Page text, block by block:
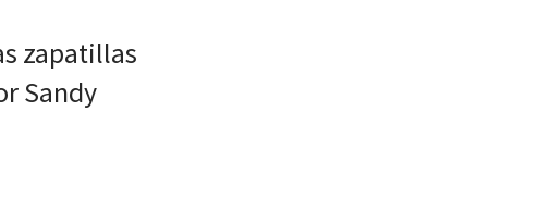
zapatillas
Sandy